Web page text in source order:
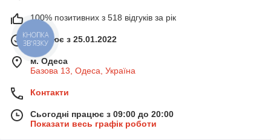
100% позитивних з 518 відгуків за рік
Працює з 25.01.2022
м. Одеса
Базова 13, Одеса, Україна
Контакти
Сьогодні працює з 09:00 до 20:00
Показати весь графік роботи
КНОПКА
ЗВ'ЯЗКУ